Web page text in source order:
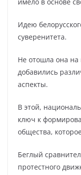
Идею
суверенитета.
Не отошла она
добавились
аспекты.
В этой,
ключ к
общества,
Беглый
протестного